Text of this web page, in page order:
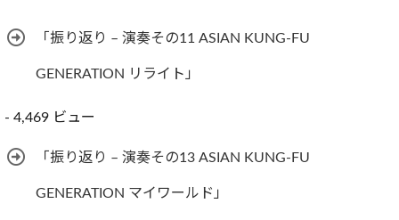
「振り返り – 演奏その11 ASIAN KUNG-FU
GENERATION リライト」
- 4,469 ビュー
「振り返り – 演奏その13 ASIAN KUNG-FU
GENERATION マイワールド」